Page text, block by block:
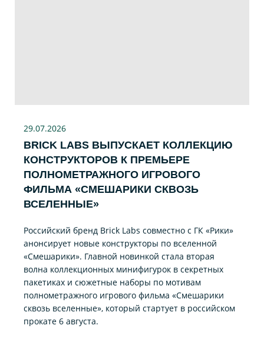
29.07.2026
BRICK LABS ВЫПУСКАЕТ КОЛЛЕКЦИЮ
КОНСТРУКТОРОВ К ПРЕМЬЕРЕ
ПОЛНОМЕТРАЖНОГО ИГРОВОГО
ФИЛЬМА «CМЕШАРИКИ СКВОЗЬ
ВСЕЛЕННЫЕ»
Российский бренд Brick Labs совместно с ГК «Рики»
анонсирует новые конструкторы по вселенной
«Смешарики». Главной новинкой стала вторая
волна коллекционных минифигурок в секретных
пакетиках и сюжетные наборы по мотивам
полнометражного игрового фильма «Смешарики
сквозь вселенные», который стартует в российском
прокате 6 августа.